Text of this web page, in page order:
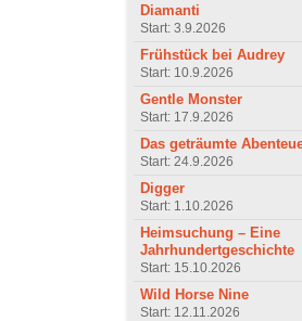
Diamanti
Start: 3.9.2026
Frühstück bei Audrey
Start: 10.9.2026
Gentle Monster
Start: 17.9.2026
Das geträumte
Start: 24.9.2026
Digger
Start: 1.10.2026
Heimsuchung – Eine
Jahrhundertgeschichte
Start: 15.10.2026
Wild Horse Nine
Start: 12.11.2026